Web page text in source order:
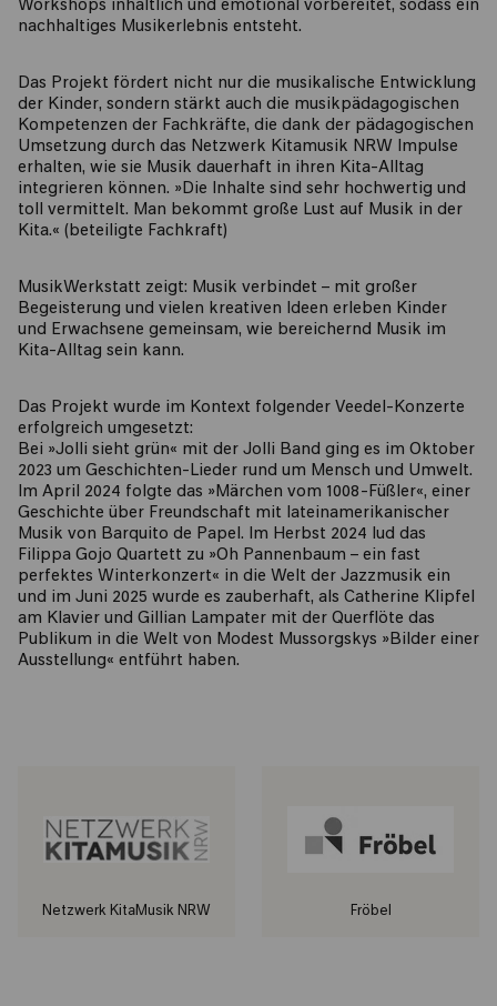
Workshops inhaltlich und emotional vorbereitet, sodass ein
nachhaltiges Musikerlebnis entsteht.
Das Projekt fördert nicht nur die musikalische Entwicklung
der Kinder, sondern stärkt auch die musikpädagogischen
Kompetenzen der Fachkräfte, die dank der pädagogischen
Umsetzung durch das Netzwerk Kitamusik NRW Impulse
erhalten, wie sie Musik dauerhaft in ihren Kita-Alltag
integrieren können. »Die Inhalte sind sehr hochwertig und
toll vermittelt. Man bekommt große Lust auf Musik in der
Kita.« (beteiligte Fachkraft)
MusikWerkstatt zeigt: Musik verbindet – mit großer
Begeisterung und vielen kreativen Ideen erleben Kinder
und Erwachsene gemeinsam, wie bereichernd Musik im
Kita-Alltag sein kann.
Das Projekt wurde im Kontext folgender Veedel-Konzerte
erfolgreich umgesetzt:
Bei »Jolli sieht grün« mit der Jolli Band ging es im Oktober
2023 um Geschichten-Lieder rund um Mensch und Umwelt.
Im April 2024 folgte das »Märchen vom 1008-Füßler«, einer
Geschichte über Freundschaft mit lateinamerikanischer
Musik von Barquito de Papel. Im Herbst 2024 lud das
Filippa Gojo Quartett zu »Oh Pannenbaum – ein fast
perfektes Winterkonzert« in die Welt der Jazzmusik ein
und im Juni 2025 wurde es zauberhaft, als Catherine Klipfel
am Klavier und Gillian Lampater mit der Querflöte das
Publikum in die Welt von Modest Mussorgskys »Bilder einer
Ausstellung« entführt haben.
Netzwerk KitaMusik NRW Fröbel